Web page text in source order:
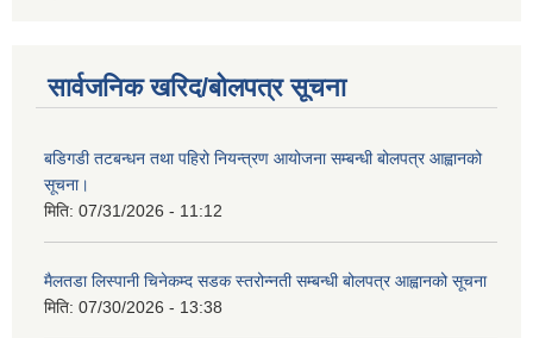
सार्वजनिक खरिद/बोलपत्र सूचना
बडिगडी तटबन्धन तथा पहिरो नियन्त्रण आयोजना सम्बन्धी बोलपत्र आह्वानको
सूचना।
मिति: 07/31/2026 - 11:12
मैलतडा लिस्पानी चिनेकम्द सडक स्तरोन्नती सम्बन्धी बोलपत्र आह्वानको सूचना
मिति: 07/30/2026 - 13:38